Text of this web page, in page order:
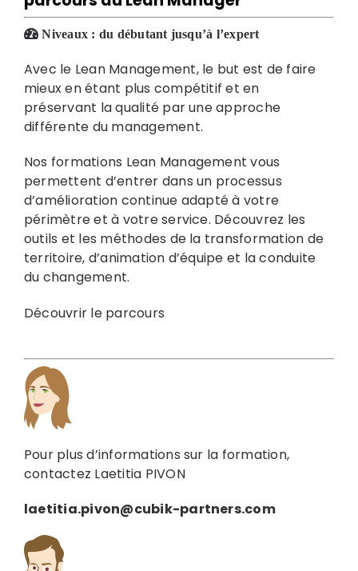
Niveaux : du débutant jusqu’à l’expert
Avec le Lean Management, le but est de faire
mieux en étant plus compétitif et en
préservant la qualité par une approche
différente du management.
Nos formations Lean Management vous
permettent d’entrer dans un processus
d’amélioration continue adapté à votre
périmètre et à votre service. Découvrez les
outils et les méthodes de la transformation de
territoire, d’animation d’équipe et la conduite
du changement.
Découvrir le parcours
Pour plus d’informations sur la formation,
contactez Laetitia PIVON
laetitia.pivon@cubik-partners.com